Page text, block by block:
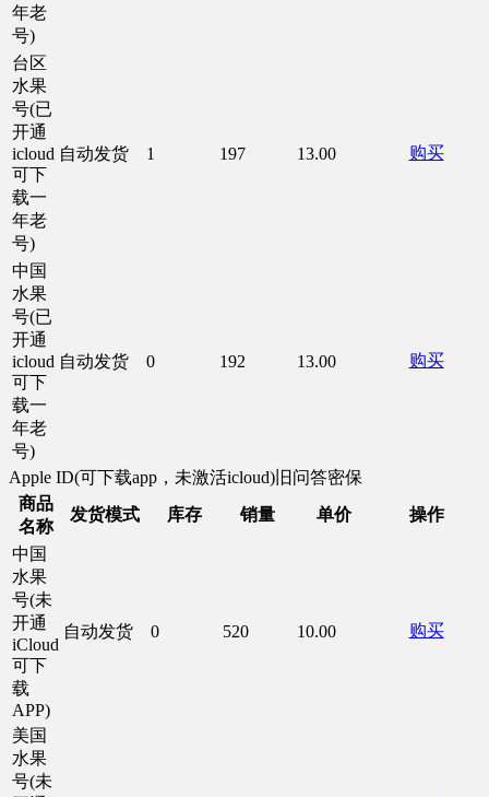
年老
号)
台区
水果
号(已
开通
icloud
可下
载一
年老
号)
自动发货 1 197 13.00 购买
中国
水果
号(已
开通
icloud
可下
载一
年老
号)
自动发货 0 192 13.00 购买
Apple ID(可下载app，未激活icloud)旧问答密保
商品
名称
发货模式 库存 销量 单价 操作
中国
水果
号(未
开通
iCloud
可下
载
APP)
自动发货 0 520 10.00 购买
美国
水果
号(未